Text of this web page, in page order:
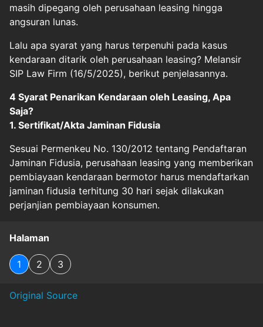
masih dipegang oleh perusahaan leasing hingga
angsuran lunas.
Lalu apa syarat yang harus terpenuhi pada kasus
kendaraan ditarik oleh perusahaan leasing? Melansir
SIP Law Firm (16/5/2025), berikut penjelasannya.
4 Syarat Penarikan Kendaraan oleh Leasing, Apa
Saja?
1. Sertifikat/Akta Jaminan Fidusia
Sesuai Permenkeu No. 130/2012 tentang Pendaftaran
Jaminan Fidusia, perusahaan leasing yang memberikan
pembiayaan kendaraan bermotor harus mendaftarkan
jaminan fidusia terhitung 30 hari sejak dilakukan
perjanjian pembiayaan konsumen.
Halaman
1 2 3
Original Source